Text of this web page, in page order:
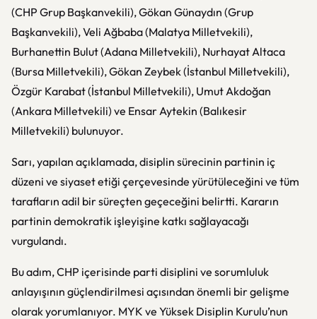
(CHP Grup Başkanvekili), Gökan Günaydın (Grup
Başkanvekili), Veli Ağbaba (Malatya Milletvekili),
Burhanettin Bulut (Adana Milletvekili), Nurhayat Altaca
(Bursa Milletvekili), Gökan Zeybek (İstanbul Milletvekili),
Özgür Karabat (İstanbul Milletvekili), Umut Akdoğan
(Ankara Milletvekili) ve Ensar Aytekin (Balıkesir
Milletvekili) bulunuyor.
Sarı, yapılan açıklamada, disiplin sürecinin partinin iç
düzeni ve siyaset etiği çerçevesinde yürütüleceğini ve tüm
tarafların adil bir süreçten geçeceğini belirtti. Kararın
partinin demokratik işleyişine katkı sağlayacağı
vurgulandı.
Bu adım, CHP içerisinde parti disiplini ve sorumluluk
anlayışının güçlendirilmesi açısından önemli bir gelişme
olarak yorumlanıyor. MYK ve Yüksek Disiplin Kurulu’nun